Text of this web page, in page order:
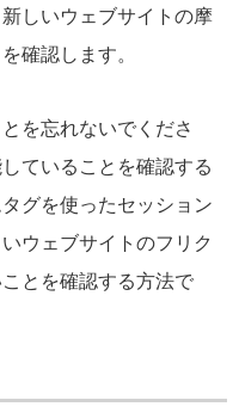
しいウェブサイトの摩
確認します。
を忘れないでくださ
ていることを確認する
グを使ったセッション
ウェブサイトのフリク
とを確認する方法で